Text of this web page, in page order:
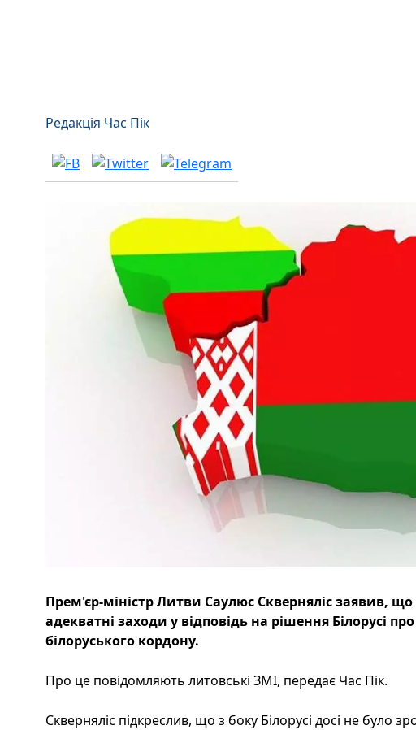
Редакція Час Пік
Прем'єр-міністр Литви Саулюс Скверняліс заявив,
адекватні заходи у відповідь на рішення Білорусі
білоруського кордону.
Про це повідомляють литовські ЗМІ, передає Час Пік.
Скверняліс підкреслив, що з боку Білорусі досі не було